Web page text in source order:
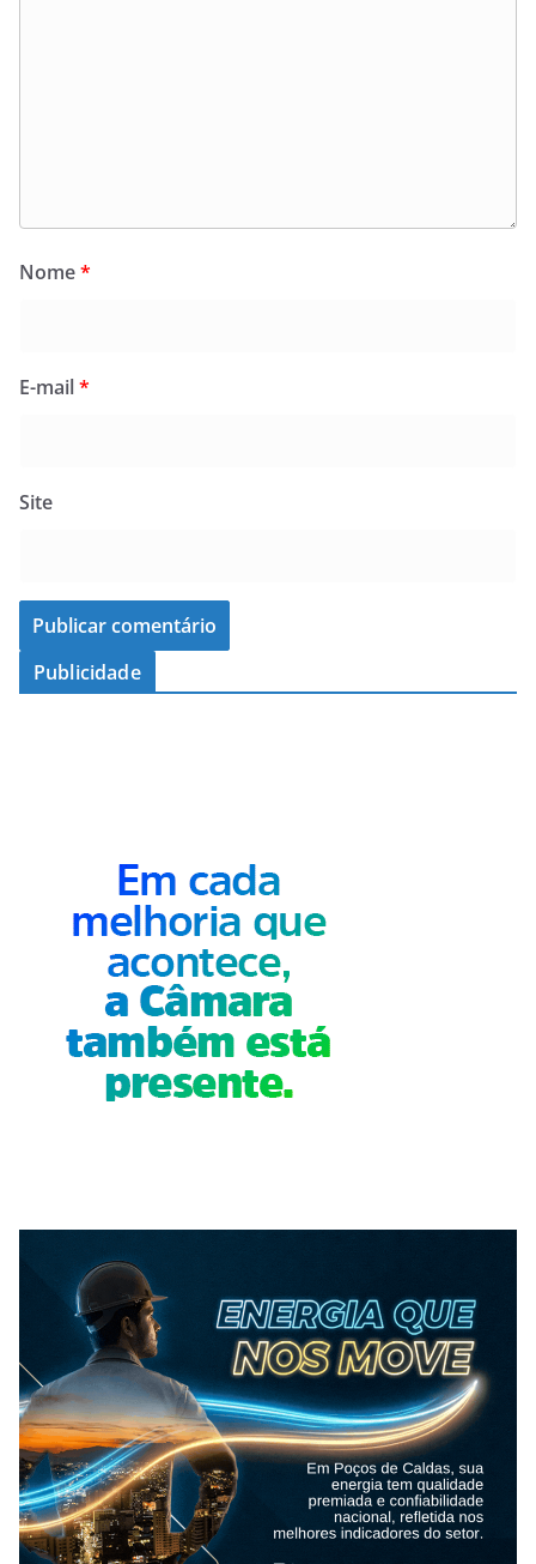
Nome*
E-mail*
Site
Publicidade